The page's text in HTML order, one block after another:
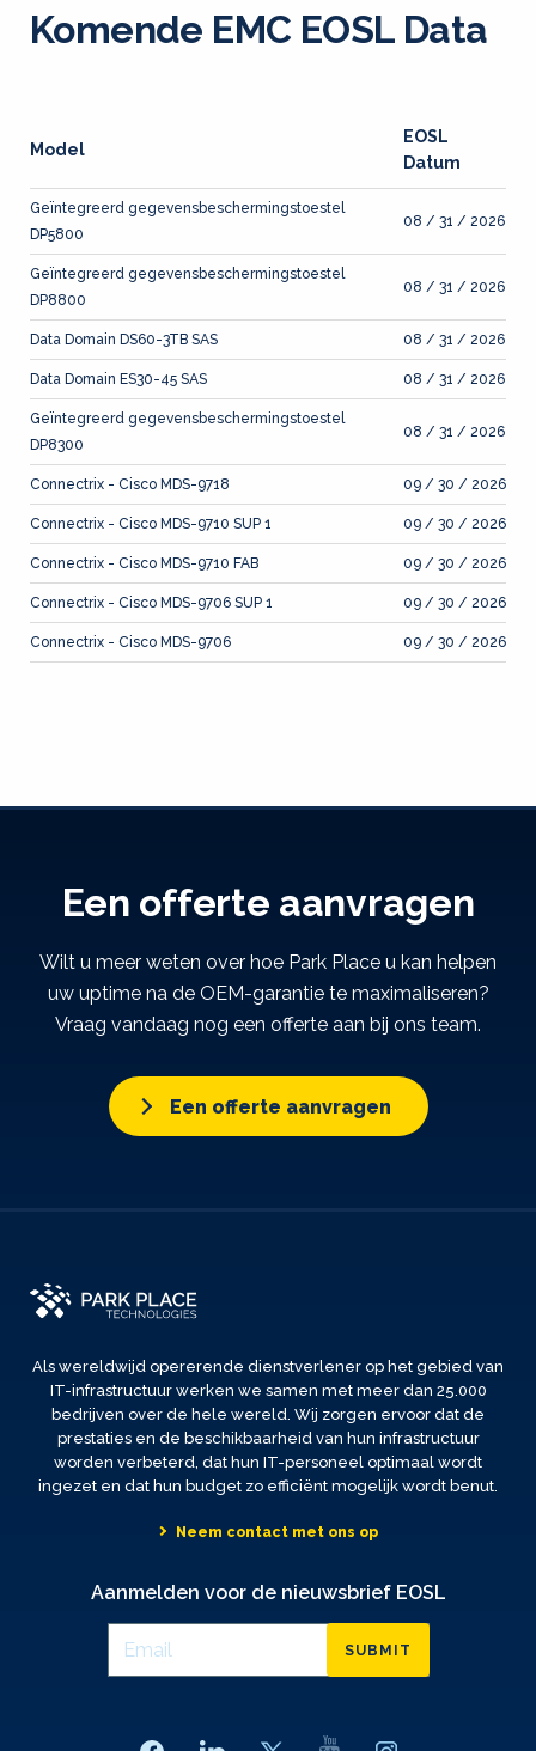
Komende EMC EOSL Data
Model
EOSL
Datum
Geïntegreerd gegevensbeschermingstoestel
DP5800
08 / 31 / 2026
Geïntegreerd gegevensbeschermingstoestel
DP8800
08 / 31 / 2026
Data Domain DS60-3TB SAS 08 / 31 / 2026
Data Domain ES30-45 SAS 08 / 31 / 2026
Geïntegreerd gegevensbeschermingstoestel
DP8300
08 / 31 / 2026
Connectrix - Cisco MDS-9718 09 / 30 / 2026
Connectrix - Cisco MDS-9710 SUP 1 09 / 30 / 2026
Connectrix - Cisco MDS-9710 FAB 09 / 30 / 2026
Connectrix - Cisco MDS-9706 SUP 1 09 / 30 / 2026
Connectrix - Cisco MDS-9706 09 / 30 / 2026
Een offerte aanvragen
Wilt u meer weten over hoe Park Place u kan helpen
uw uptime na de OEM-garantie te maximaliseren?
Vraag vandaag nog een offerte aan bij ons team.
Een offerte aanvragen
Als wereldwijd opererende dienstverlener op het gebied van
IT-infrastructuur werken we samen met meer dan 25.000
bedrijven over de hele wereld. Wij zorgen ervoor dat de
prestaties en de beschikbaarheid van hun infrastructuur
worden verbeterd, dat hun IT-personeel optimaal wordt
ingezet en dat hun budget zo efficiënt mogelijk wordt benut.
Neem contact met ons op
Aanmelden voor de nieuwsbrief EOSL
SUBMIT